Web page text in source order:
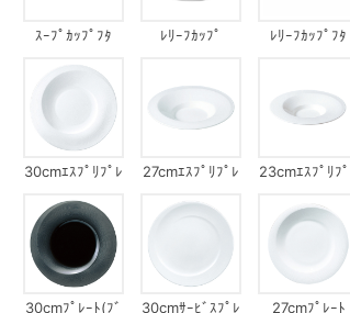
ｽｰﾌﾟｶｯﾌﾟﾌﾀ ﾚﾘｰﾌｶｯﾌﾟ ﾚﾘｰﾌｶｯﾌﾟﾌﾀ
30cmｴｽﾌﾟﾘﾌﾟﾚ
27cmｴｽﾌﾟﾘﾌﾟﾚ
23cmｴｽﾌﾟﾘﾌ
30cmﾌﾟﾚｰﾄ(ﾌﾞ
30cmｻｰﾋﾞｽﾌﾟﾚ
27cmﾌﾟﾚｰﾄ